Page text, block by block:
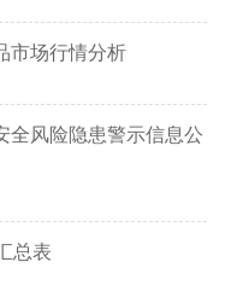
市场行情分析
全风险隐患警示信息公
总表